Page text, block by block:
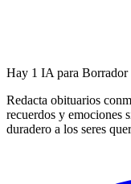
Hay 1 IA para
Redacta obituarios
recuerdos y emociones
duradero a los seres